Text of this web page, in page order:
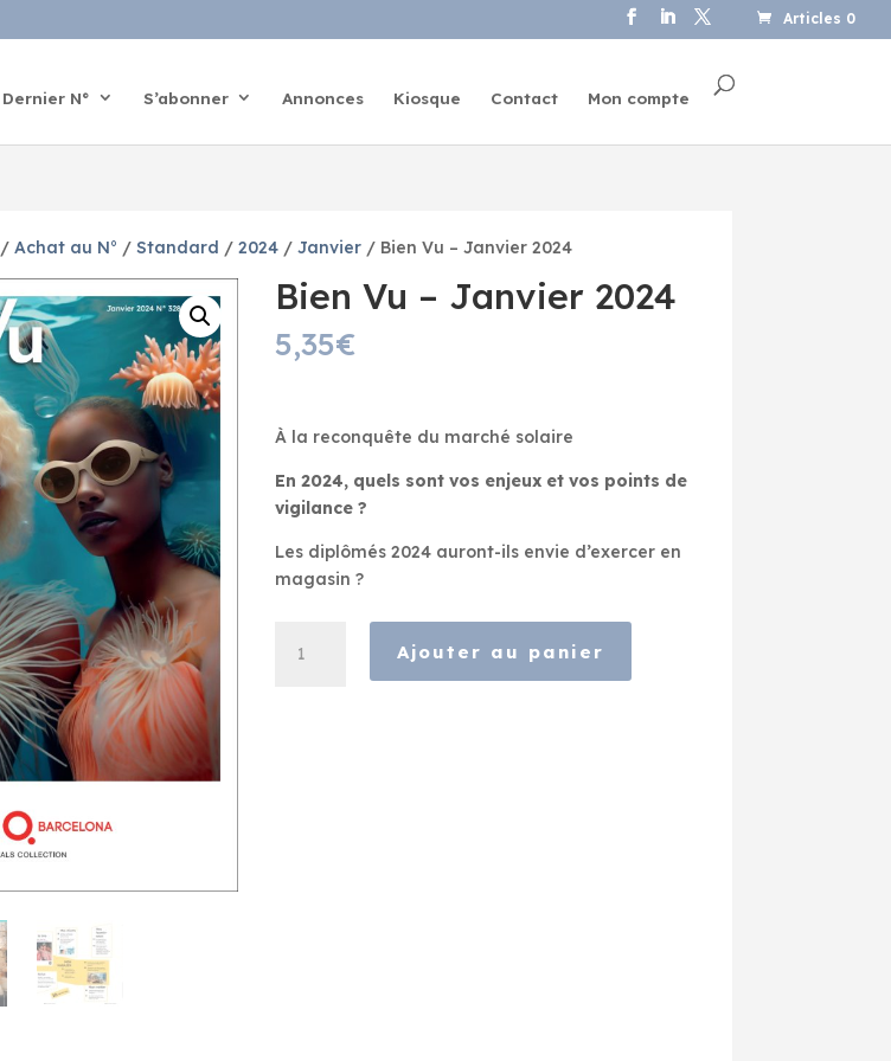
Articles 0
Dernier N° S’abonner Annonces Kiosque Contact Mon compte
/Achat au N° /Standard /2024 /Janvier / Bien Vu – Janvier 2024
Bien Vu – Janvier 2024
5,35€
À la reconquête du marché solaire
En 2024, quels sont vos enjeux et vos points de
vigilance ?
Les diplômés 2024 auront-ils envie d’exercer en
magasin ?
Ajouter au panier